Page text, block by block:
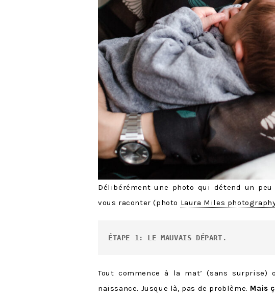
Délibérément une photo qui détend un
vous raconter (photo Laura Miles
ÉTAPE 1: LE MAUVAIS DÉPART.
Tout commence à la mat’ (sans
naissance. Jusque là, pas de problème. Mais